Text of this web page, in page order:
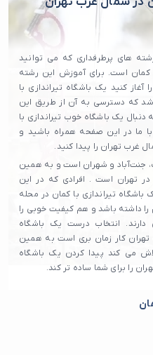
رشته های پرطرفداری که می توانید
کمان است. برای آموزش این رشته
کنید یک باشگاه تیراندازی با
که دسترسی به آن از طریق این
یک باشگاه خوب تیراندازی با
ما در این صفحه همراه باشید و
غرب تهران را پیدا کنید.
جنت‌آباد و شهران است و به همین
تهران است . افرادی که در این
تیراندازی با کمان در محله
را داشته باشد و هم کیفیت خوبی را
دارند. انتخاب درست یک باشگاه
تهران کار زمان بری است به همین
می‌ کند پیدا کردن یک باشگاه
را برای شما ساده تر کند.